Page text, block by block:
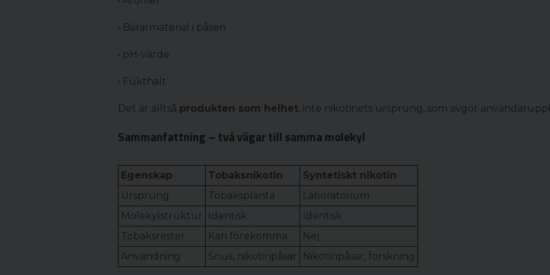
• Bärarmaterial i påsen
• pH-värde
• Fukthalt
Det är alltså produkten som helhet , inte nikotinets ursprung, som avgör
Sammanfattning – två vägar till samma molekyl
Egenskap Tobaksnikotin
Syntetiskt nikotin
Ursprung
Tobaksplanta
Laboratorium
Molekylstruktur
Identisk
Identisk
Tobaksrester
Kan förekomma
Nej
Användning
Snus, nikotinpåsar Nikotinpåsar, forskning